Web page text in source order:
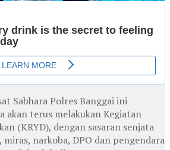
Sabhara Polres Banggai ini
akan terus melakukan Kegiatan
(KRYD), dengan sasaran senjata
miras, narkoba, DPO dan pengendara